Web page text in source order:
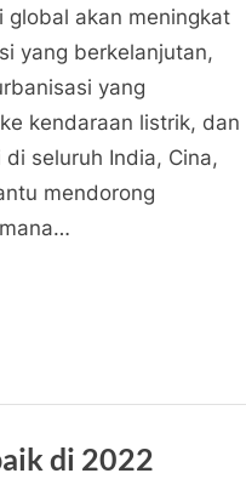
global akan meningkat
yang berkelanjutan,
yang
kendaraan listrik, dan
seluruh India, Cina,
mendorong
di 2022